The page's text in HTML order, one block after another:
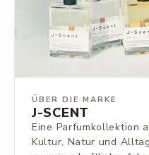
ÜBER DIE MARKE
J-SCENT
Eine Parfumkollektion
Kultur, Natur und